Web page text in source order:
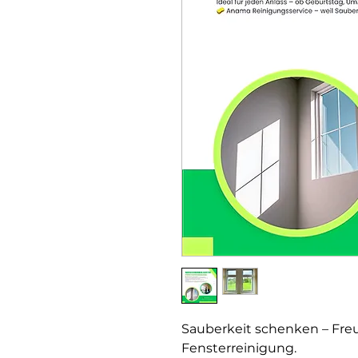
Sauberkeit schenken –
Fensterreinigung.